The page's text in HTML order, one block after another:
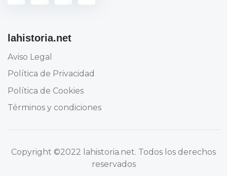
lahistoria.net
Aviso Legal
Política de Privacidad
Política de Cookies
Términos y condiciones
Copyright ©2022 lahistoria.net. Todos los derechos
reservados